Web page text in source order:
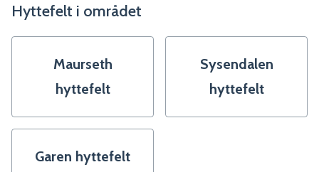
Hyttefelt i området
Maurseth
hyttefelt
Sysendalen
hyttefelt
Garen hyttefelt